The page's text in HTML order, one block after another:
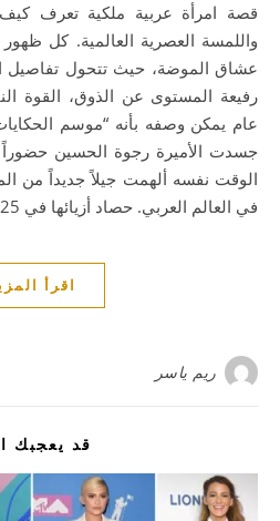
قصة امرأة عربية ملكية تعرف كيف
واللمسة العصرية العالمية. كل
عشاق الموضة، حيث تتحول تفاصيل
رفيعة المستوى عن الذوق، القوة
عام يمكن وصفه بأنه “موسم
جسدت الأميرة رجوة الحسين حضوراً
الوقت نفسه ألهمت جيلاً جديداً من
في العالم العربي. حصاد أزيائها في 2025…
اقرأ
ريم ياسر
قد يعجبك